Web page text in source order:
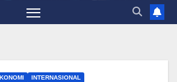
INTERNASIONAL